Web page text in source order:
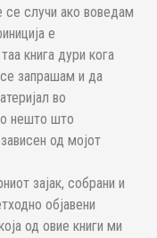
случи ако воведам
е
книга дури кога
запрашам и да
во
нешто што
од мојот
зајак, собрани и
објавени
од овие книги ми